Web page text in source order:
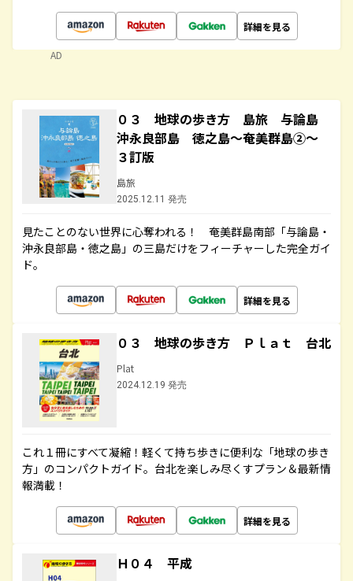
詳細を見る
AD
０３ 地球の歩き方 島旅 与論島
沖永良部島 徳之島～奄美群島②～
３訂版
島旅
2025.12.11 発売
見たことのない世界に心奪われる！ 奄美群島南部「与論島・
沖永良部島・徳之島」の三島だけをフィーチャーした完全ガイ
ド。
詳細を見る
０３ 地球の歩き方 Ｐｌａｔ 台北
Plat
2024.12.19 発売
これ１冊にすべて凝縮！軽くて持ち歩きに便利な「地球の歩き
方」のコンパクトガイド。台北を楽しみ尽くすプラン＆最新情
報満載！
詳細を見る
Ｈ０４ 平成